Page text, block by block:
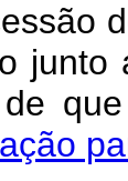
junto
de